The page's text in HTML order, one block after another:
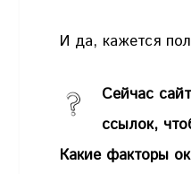
И да, кажется
Сейчас
ссылок,
Какие факторы